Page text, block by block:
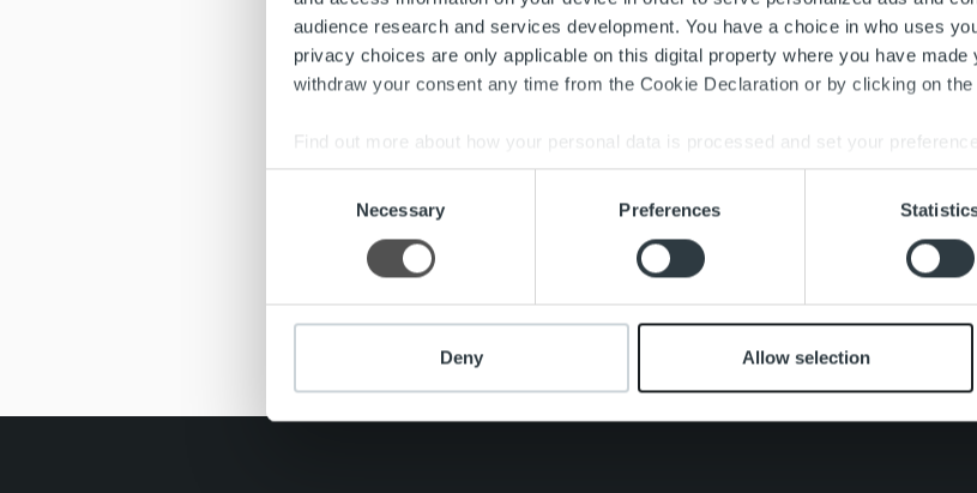
audience research and services development. You have a choice in who uses
privacy choices are only applicable on this digital property where you have
withdraw your consent any time from the Cookie Declaration or by clicking on
Find out more about how your personal data is processed and set your
We use cookies to personalise content and ads, to provide social media features
other information that you’ve provided to them or that they’ve collected from your
Necessary Preferences
Deny Allow selection
600Min CFO -tapahtuma kokoaa yhteen Suomen
kehittämisestä sekä siihen liittyvistä haasteista, joihin
ratkaisujaan.